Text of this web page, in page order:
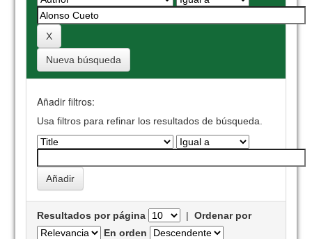
Nueva búsqueda
Añadir filtros:
Usa filtros para refinar los resultados de búsqueda.
Resultados por página |Ordenar por
En orden